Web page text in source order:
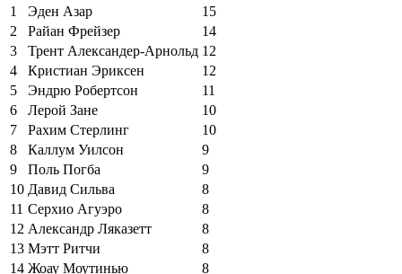
1
Эден Азар
15
2
Райан Фрейзер
14
3
Трент Александер-Арнольд 12
4
Кристиан Эриксен
12
5
Эндрю Робертсон
11
6
Лерой Зане
10
7
Рахим Стерлинг
10
8
Каллум Уилсон
9
9
Поль Погба
9
10 Давид Сильва
8
11 Серхио Агуэро
8
12 Александр Ляказетт
8
13 Мэтт Ритчи
8
14 Жоау Моутинью 8